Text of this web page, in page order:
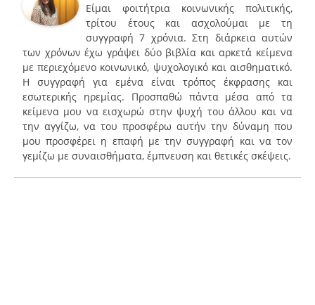
Είμαι φοιτήτρια κοινωνικής πολιτικής,
τρίτου έτους και ασχολούμαι με τη
συγγραφή 7 χρόνια. Στη διάρκεια αυτών
των χρόνων έχω γράψει δύο βιβλία και αρκετά κείμενα
με περιεχόμενο κοινωνικό, ψυχολογικό και αισθηματικό.
Η συγγραφή για εμένα είναι τρόπος έκφρασης και
εσωτερικής ηρεμίας. Προσπαθώ πάντα μέσα από τα
κείμενα μου να εισχωρώ στην ψυχή του άλλου και να
την αγγίζω, να του προσφέρω αυτήν την δύναμη που
μου προσφέρει η επαφή με την συγγραφή και να τον
γεμίζω με συναισθήματα, έμπνευση και θετικές σκέψεις.